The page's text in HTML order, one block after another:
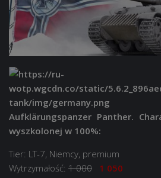
Aufklärungspanzer Panther.
wyszkolonej w 100%:
Tier: LT-7, Niemcy, premium
Wytrzymałość: 1 000
1 050